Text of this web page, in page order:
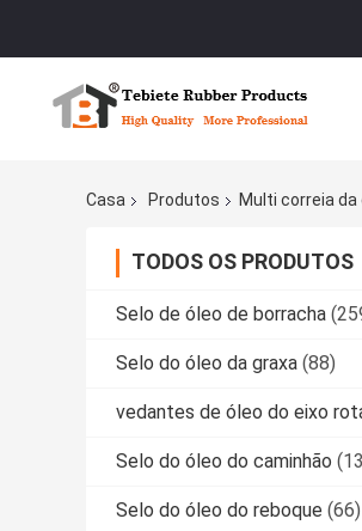
Casa Produtos Multi correia da
TODOS OS PRODUTOS
Selo de óleo de borracha
Selo do óleo da graxa (88)
vedantes de óleo do eixo
Selo do óleo do caminhão
Selo do óleo do reboque (66)